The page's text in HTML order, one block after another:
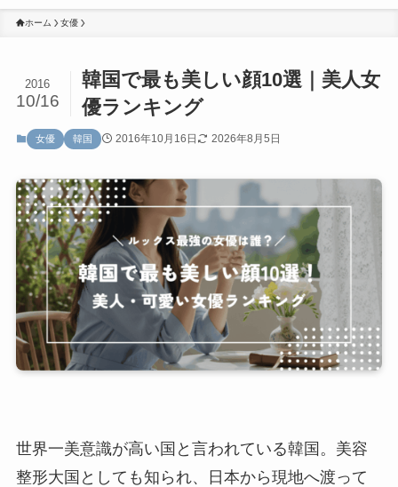
ホーム 女優
韓国で最も美しい顔10選｜美人女
優ランキング
2016
10/16
女優 韓国 2016年10月16日 2026年8月5日
世界一美意識が高い国と言われている韓国。美容
整形大国としても知られ、日本から現地へ渡って